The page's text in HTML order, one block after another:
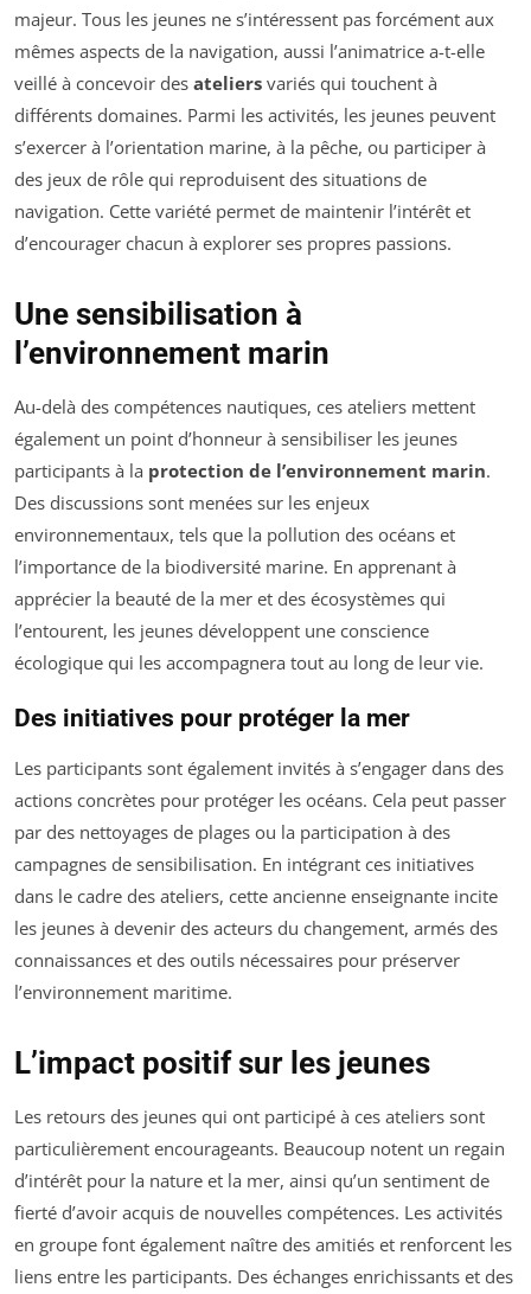
majeur. Tous les jeunes ne s’intéressent pas forcément aux
mêmes aspects de la navigation, aussi l’animatrice a-t-elle
veillé à concevoir des ateliers variés qui touchent à
différents domaines. Parmi les activités, les jeunes peuvent
s’exercer à l’orientation marine, à la pêche, ou participer à
des jeux de rôle qui reproduisent des situations de
navigation. Cette variété permet de maintenir l’intérêt et
d’encourager chacun à explorer ses propres passions.
Une sensibilisation à
l’environnement marin
Au-delà des compétences nautiques, ces ateliers mettent
également un point d’honneur à sensibiliser les jeunes
participants à la protection de l’environnement marin.
Des discussions sont menées sur les enjeux
environnementaux, tels que la pollution des océans et
l’importance de la biodiversité marine. En apprenant à
apprécier la beauté de la mer et des écosystèmes qui
l’entourent, les jeunes développent une conscience
écologique qui les accompagnera tout au long de leur vie.
Des initiatives pour protéger la mer
Les participants sont également invités à s’engager dans des
actions concrètes pour protéger les océans. Cela peut passer
par des nettoyages de plages ou la participation à des
campagnes de sensibilisation. En intégrant ces initiatives
dans le cadre des ateliers, cette ancienne enseignante incite
les jeunes à devenir des acteurs du changement, armés des
connaissances et des outils nécessaires pour préserver
l’environnement maritime.
L’impact positif sur les jeunes
Les retours des jeunes qui ont participé à ces ateliers sont
particulièrement encourageants. Beaucoup notent un regain
d’intérêt pour la nature et la mer, ainsi qu’un sentiment de
fierté d’avoir acquis de nouvelles compétences. Les activités
en groupe font également naître des amitiés et renforcent les
liens entre les participants. Des échanges enrichissants et des